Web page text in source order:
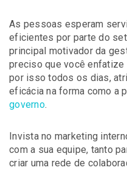
As pessoas esperam
eficientes por parte do
principal motivador da
preciso que você enfatize
por isso todos os dias,
eficácia na forma como a
governo.
Invista no marketing
com a sua equipe, tanto
criar uma rede de